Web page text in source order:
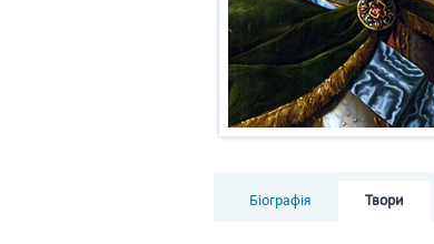
Біографія Твори